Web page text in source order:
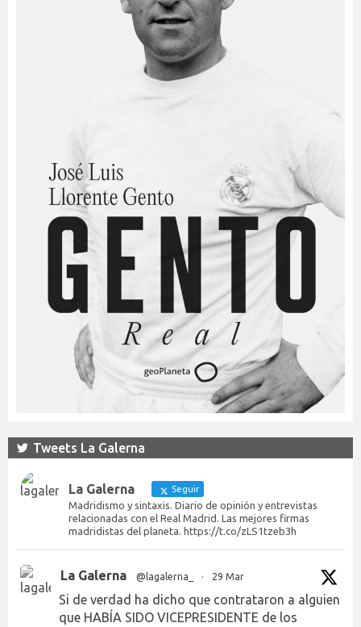
Tweets La Galerna
La Galerna Seguir
Madridismo y sintaxis. Diario de opinión y entrevistas
relacionadas con el Real Madrid. Las mejores firmas
madridistas del planeta. https://t.co/zLS1tzeb3h
La Galerna @lagalerna_ · 29 Mar
Si de verdad ha dicho que contrataron a alguien
que HABÍA SIDO VICEPRESIDENTE de los